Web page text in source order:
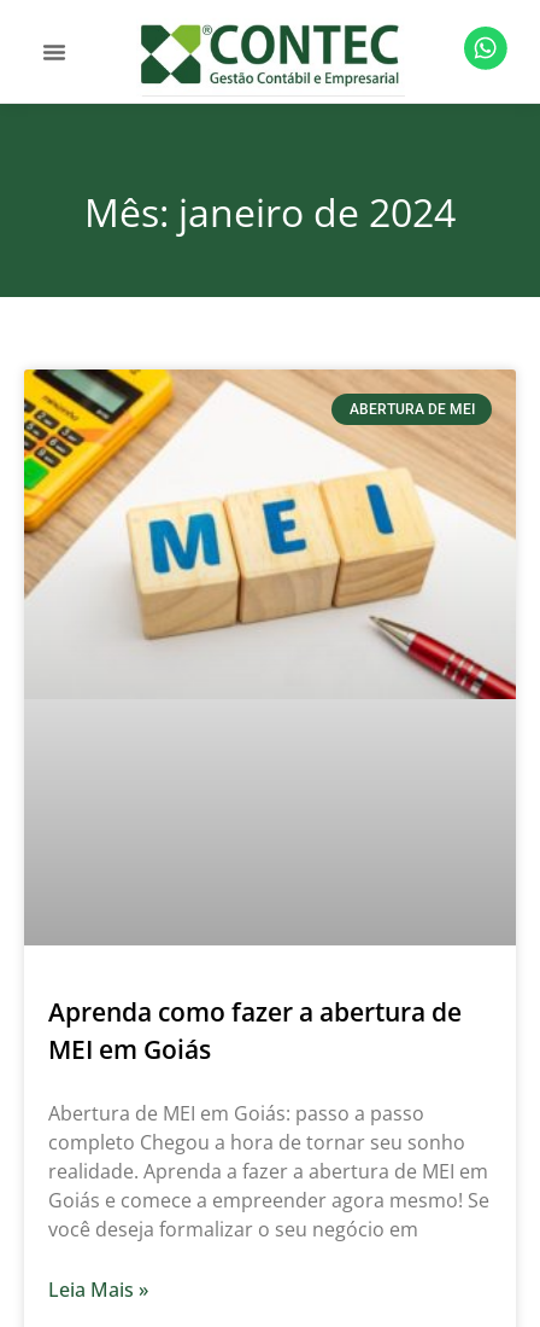
Mês: janeiro de 2024
ABERTURA DE MEI
Aprenda como fazer a abertura de
MEI em Goiás
Abertura de MEI em Goiás: passo a passo
completo Chegou a hora de tornar seu sonho
realidade. Aprenda a fazer a abertura de MEI em
Goiás e comece a empreender agora mesmo! Se
você deseja formalizar o seu negócio em
Leia Mais »